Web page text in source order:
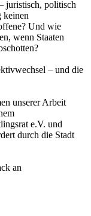
juristisch, politisch
keinen
Und wie
wenn Staaten
– und die
unserer Arbeit
e.V. und
durch die Stadt
an